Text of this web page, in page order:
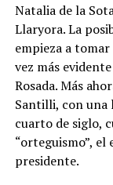
Natalia de la
Llaryora. La
empieza a
vez más
Rosada. Más
Santilli, con una
cuarto de siglo,
“orteguismo”,
presidente.